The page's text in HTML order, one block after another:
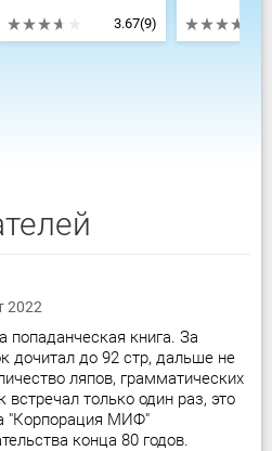
3.67(9)
2022
попаданческая книга. За
дочитал до 92 стр, дальше не
ляпов, грамматических
встречал только один раз, это
"Корпорация МИФ"
конца 80 годов.